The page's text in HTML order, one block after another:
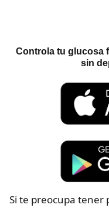
Controla tu glucosa
sin
Si te preocupa tener